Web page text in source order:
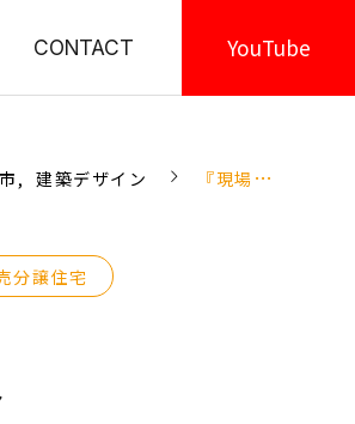
CONTACT YouTube
建築デザイン 『現場に「光が灯る」受電完了』 ～日野市新井7号棟～
分譲住宅